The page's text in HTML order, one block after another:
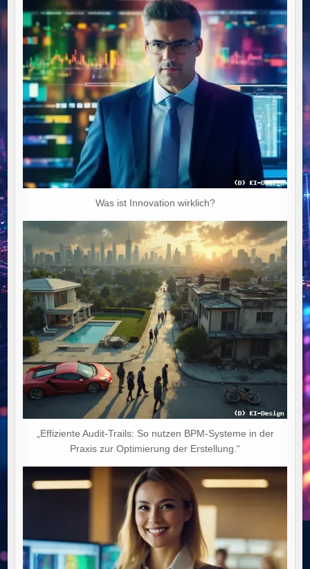
Was ist Innovation wirklich?
„Effiziente Audit-Trails: So nutzen BPM-Systeme in der
Praxis zur Optimierung der Erstellung.“